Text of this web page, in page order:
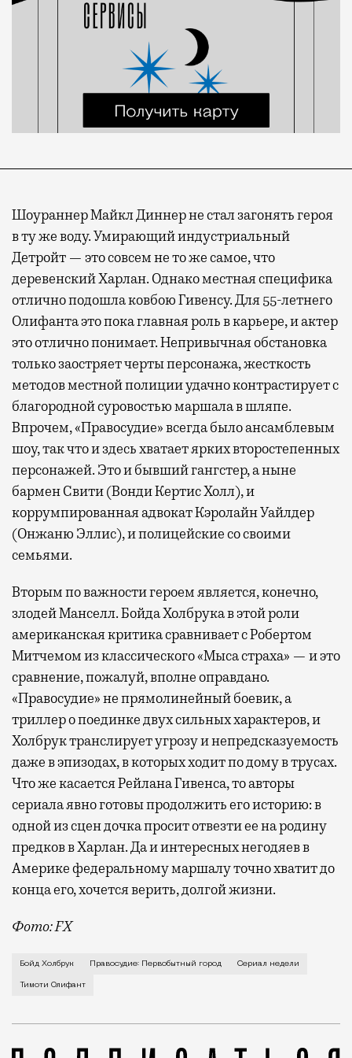
Шоураннер Майкл Диннер не стал загонять героя
в ту же воду. Умирающий индустриальный
Детройт — это совсем не то же самое, что
деревенский Харлан. Однако местная специфика
отлично подошла ковбою Гивенсу. Для 55-летнего
Олифанта это пока главная роль в карьере, и актер
это отлично понимает. Непривычная обстановка
только заостряет черты персонажа, жесткость
методов местной полиции удачно контрастирует с
благородной суровостью маршала в шляпе.
Впрочем, «Правосудие» всегда было ансамблевым
шоу, так что и здесь хватает ярких второстепенных
персонажей. Это и бывший гангстер, а ныне
бармен Свити (Вонди Кертис Холл), и
коррумпированная адвокат Кэролайн Уайлдер
(Онжаню Эллис), и полицейские со своими
семьями.
Вторым по важности героем является, конечно,
злодей Манселл. Бойда Холбрука в этой роли
американская критика сравнивает с Робертом
Митчемом из классического «Мыса страха» — и это
сравнение, пожалуй, вполне оправдано.
«Правосудие» не прямолинейный боевик, а
триллер о поединке двух сильных характеров, и
Холбрук транслирует угрозу и непредсказуемость
даже в эпизодах, в которых ходит по дому в трусах.
Что же касается Рейлана Гивенса, то авторы
сериала явно готовы продолжить его историю: в
одной из сцен дочка просит отвезти ее на родину
предков в Харлан. Да и интересных негодяев в
Америке федеральному маршалу точно хватит до
конца его, хочется верить, долгой жизни.
Фото: FX
Ковбойская шляпа, всезнающий взгляд и
Бойд Холбрук Правосудие: Первобытный город Сериал недели
Тимоти Олифант